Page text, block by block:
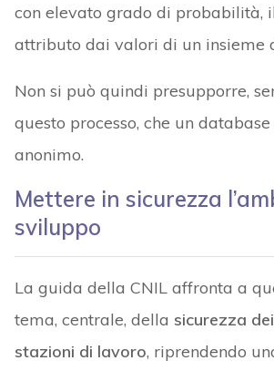
con elevato grado di probabilità,
attributo dai valori di un insieme
Non si può quindi presupporre,
questo processo, che un
anonimo.
Mettere in sicurezza
sviluppo
La guida della CNIL affronta a
tema, centrale, della sicurezza
stazioni di lavoro, riprendendo